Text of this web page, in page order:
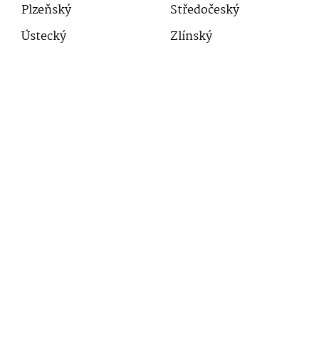
Plzeňský
Středočeský
Ústecký
Zlínský